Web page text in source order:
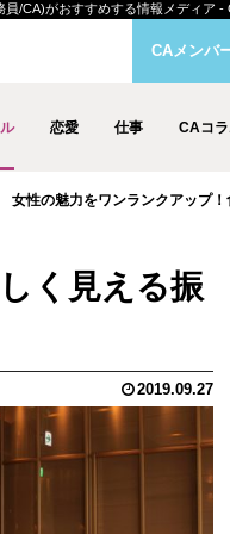
/CA)がおすすめする情報メディア -
恋愛 仕事 CAコ
CAメンバ
女性の魅力をワンランクアップ
く見える振
2019.09.27